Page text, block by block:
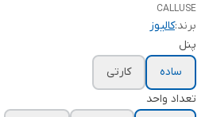
CALLUSE
برند:کالیوز
پنل
ساده
کارتی
تعداد واحد